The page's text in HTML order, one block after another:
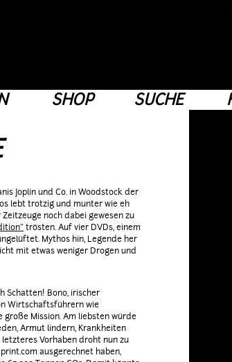
SHOP SUCHE
Joplin und Co. in Woodstock der
lebt trotzig und munter wie eh
noch dabei gewesen zu
trösten. Auf vier DVDs, einem
Mythos hin, Legende her
mit etwas weniger Drogen und
Schatten! Bono, irischer
Wirtschaftsführern wie
Mission. Am liebsten würde
Armut lindern, Krankheiten
Vorhaben droht nun zu
ausgerechnet haben,